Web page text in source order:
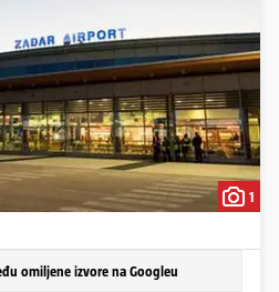
1
omiljene izvore na Googleu